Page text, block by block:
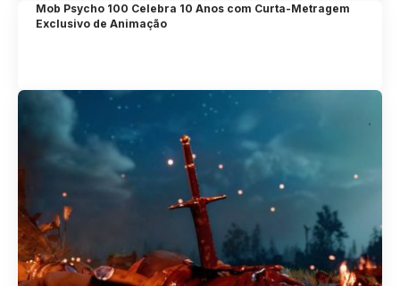
Mob Psycho 100 Celebra 10 Anos com Curta-Metragem
Exclusivo de Animação